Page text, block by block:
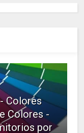
Colores
Colores -
por